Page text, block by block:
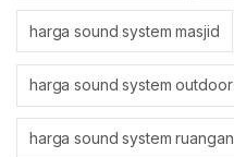
harga sound system masjid
harga sound system outdoor
harga sound system ruangan